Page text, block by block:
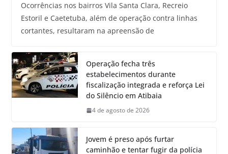
Ocorrências nos bairros Vila Santa Clara, Recreio
Estoril e Caetetuba, além de operação contra linhas
cortantes, resultaram na apreensão de
Operação fecha três
estabelecimentos durante
fiscalização integrada e reforça Lei
do Silêncio em Atibaia
4 de agosto de 2026
Jovem é preso após furtar
caminhão e tentar fugir da polícia